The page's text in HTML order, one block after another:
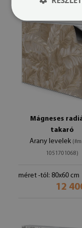
Mágneses
takaró
Arany levelek
1051701068)
méret -tól: 80x60 cm
12